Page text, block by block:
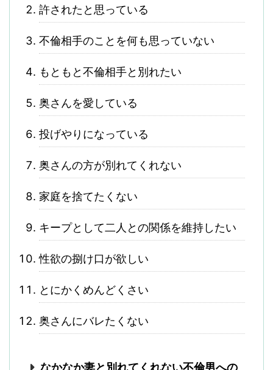
許されたと思っている
不倫相手のことを何も思っていない
もともと不倫相手と別れたい
奥さんを愛している
投げやりになっている
奥さんの方が別れてくれない
家庭を捨てたくない
キープとして二人との関係を維持したい
性欲の捌け口が欲しい
とにかくめんどくさい
奥さんにバレたくない
なかなか妻と別れてくれない不倫男への